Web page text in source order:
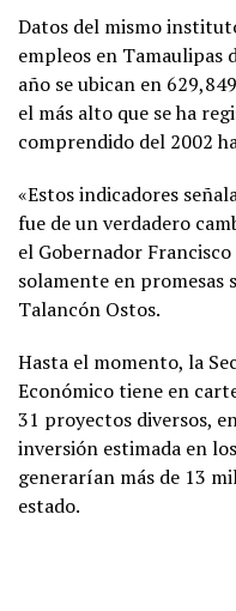
Datos del mismo
empleos en
año se ubican en
el más alto que se ha
comprendido del 2002
«Estos indicadores
fue de un verdadero
el Gobernador Francisco
solamente en
Talancón Ostos.
Hasta el momento, la
Económico tiene en
31 proyectos diversos,
inversión estimada en
generarían más de 13
estado.